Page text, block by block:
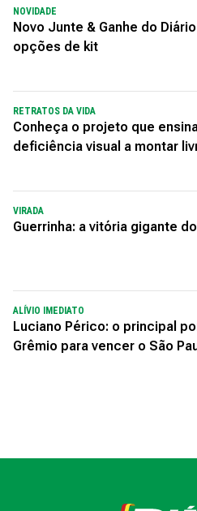
NOVIDADE
Novo Junte & Ganhe do
opções de kit
RETRATOS DA VIDA
Conheça o projeto que
deficiência visual a montar
VIRADA
Guerrinha: a vitória gigante
ALÍVIO IMEDIATO
Luciano Périco: o principal
Grêmio para vencer o São